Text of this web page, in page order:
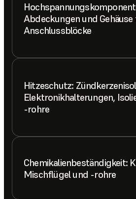
Abdeckungen und
Anschlussblöcke
Hitzeschutz:
Elektronikhalterungen,
-rohre
Chemikalienbeständigkeit:
Mischflügel und -rohre